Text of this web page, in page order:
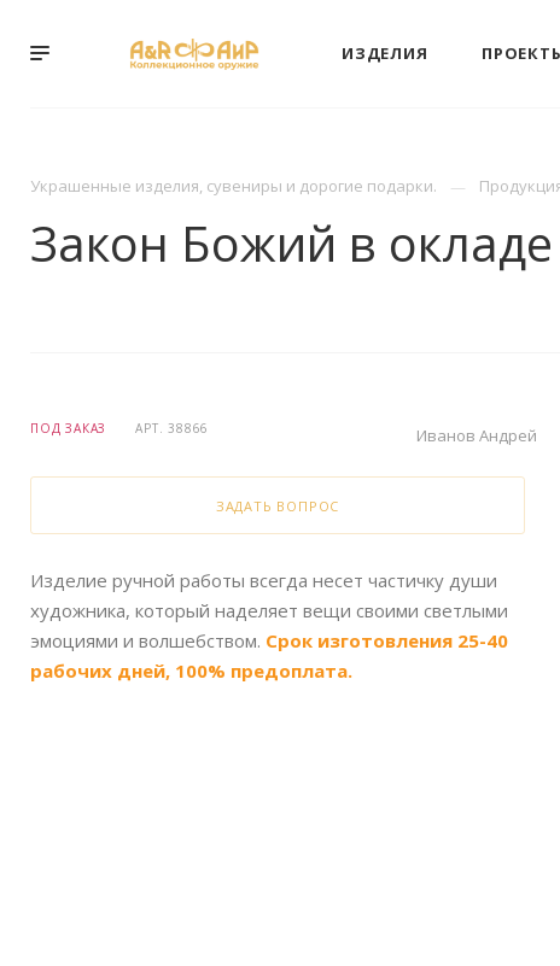
ИЗДЕЛИЯ
Украшенные изделия, сувениры и дорогие подарки.
Закон Божий в
ПОД ЗАКАЗ АРТ.38866 Иванов Андрей
ЗАДАТЬ ВОПРОС
Изделие ручной работы всегда несет частичку души
художника, который наделяет вещи своими светлыми
эмоциями и волшебством. Срок изготовления 25-40
рабочих дней, 100% предоплата.